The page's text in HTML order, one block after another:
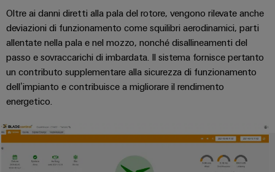
processo
Fotovoltaico
Sfruttare
solare
per
di
efficacia
delle
risorse
Produttore
di
apparecchiature
originali
(OEM)
Industrial
Ethernet
Pannelli
touch
Strumenti
progettazione
e
visualizzazione
Oltre ai danni diretti alla pala del rotore, vengono rilevate anche
deviazioni di funzionamento come squilibri aerodinamici, parti
allentate nella pala e nel mozzo, nonché disallineamenti del
passo e sovraccarichi di imbardata. Il sistema fornisce pertanto
un contributo supplementare alla sicurezza di funzionamento
dell’impianto e contribuisce a migliorare il rendimento
energetico.